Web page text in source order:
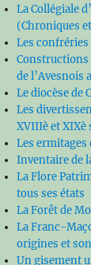
La Collégiale
(Chroniques
Les
Constructions
de l’Avesnois
Le diocèse de
Les
XVIIIè et XIXè
Les ermitages
Inventaire de
La Flore
tous ses états
La Forêt de
La Franc-
origines et
Un gisement